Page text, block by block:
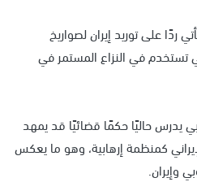
ردًا على توريد إيران لصواريخ
تستخدم في النزاع المستمر في
يدرس حاليًا حكمًا قضائيًا قد يمهد
كمنظمة إرهابية، وهو ما يعكس
وإيران.